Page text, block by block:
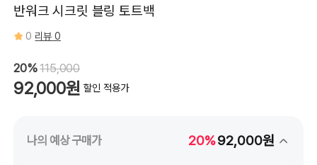
반워크 시크릿 블링 토트백
0 리뷰 0
20%115,000
92,000원 할인 적용가
나의 예상 구매가 20%92,000원